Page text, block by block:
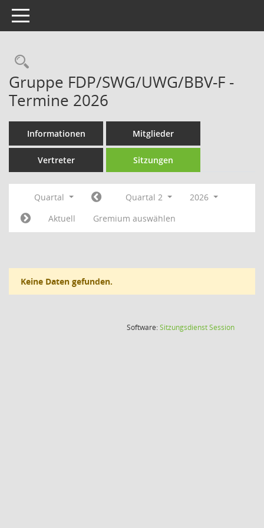
Toggle navigation
Rechercheauswahl
Gruppe FDP/SWG/UWG/BBV-F -
Termine 2026
Informationen Mitglieder
Vertreter Sitzungen
Quartal Quartal 2
2026
Aktuell
Gremium auswählen
Keine Daten gefunden.
Software:SitzungsdienstSession(Wird in